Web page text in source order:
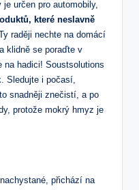
určen pro automobily,
které neslavně
raději nechte na domácí
klidně se poraďte v
na hadici! Soustsolutions
Sledujte i počasí,
snadněji znečistí, a po
protože mokrý hmyz je
přichází na